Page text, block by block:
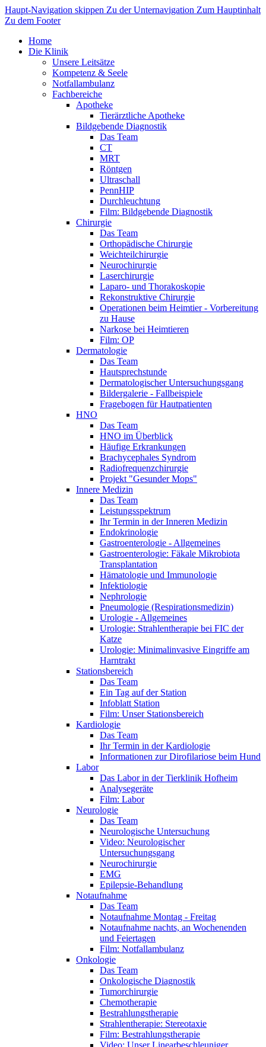
Haupt-Navigation skippen Zu der Unternavigation Zum Hauptinhalt
Zu dem Footer
Home
Die Klinik
Unsere Leitsätze
Kompetenz & Seele
Notfallambulanz
Fachbereiche
Apotheke
Tierärztliche Apotheke
Bildgebende Diagnostik
Das Team
CT
MRT
Röntgen
Ultraschall
PennHIP
Durchleuchtung
Film: Bildgebende Diagnostik
Chirurgie
Das Team
Orthopädische Chirurgie
Weichteilchirurgie
Neurochirurgie
Laserchirurgie
Laparo- und Thorakoskopie
Rekonstruktive Chirurgie
Operationen beim Heimtier - Vorbereitung
zu Hause
Narkose bei Heimtieren
Film: OP
Dermatologie
Das Team
Hautsprechstunde
Dermatologischer Untersuchungsgang
Bildergalerie - Fallbeispiele
Fragebogen für Hautpatienten
HNO
Das Team
HNO im Überblick
Häufige Erkrankungen
Brachycephales Syndrom
Radiofrequenzchirurgie
Projekt "Gesunder Mops"
Innere Medizin
Das Team
Leistungsspektrum
Ihr Termin in der Inneren Medizin
Endokrinologie
Gastroenterologie - Allgemeines
Gastroenterologie: Fäkale Mikrobiota
Transplantation
Hämatologie und Immunologie
Infektiologie
Nephrologie
Pneumologie (Respirationsmedizin)
Urologie - Allgemeines
Urologie: Strahlentherapie bei FIC der
Katze
Urologie: Minimalinvasive Eingriffe am
Harntrakt
Stationsbereich
Das Team
Ein Tag auf der Station
Infoblatt Station
Film: Unser Stationsbereich
Kardiologie
Das Team
Ihr Termin in der Kardiologie
Informationen zur Dirofilariose beim Hund
Labor
Das Labor in der Tierklinik Hofheim
Analysegeräte
Film: Labor
Neurologie
Das Team
Neurologische Untersuchung
Video: Neurologischer
Untersuchungsgang
Neurochirurgie
EMG
Epilepsie-Behandlung
Notaufnahme
Das Team
Notaufnahme Montag - Freitag
Notaufnahme nachts, an Wochenenden
und Feiertagen
Film: Notfallambulanz
Onkologie
Das Team
Onkologische Diagnostik
Tumorchirurgie
Chemotherapie
Bestrahlungstherapie
Strahlentherapie: Stereotaxie
Film: Bestrahlungstherapie
Video: Unser Linearbeschleuniger